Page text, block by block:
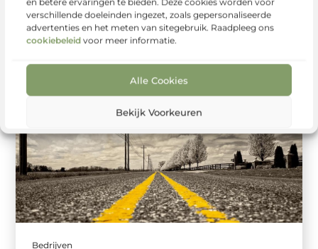
verschillende doeleinden ingezet, zoals gepersonaliseerde
advertenties en het meten van sitegebruik. Raadpleeg ons
cookiebeleid voor meer informatie.
Alle Cookies
Bekijk Voorkeuren
is geworden van elk aspect van bedrijfsvoering, staan veel
bedrijven voor de ...
Bedrijven